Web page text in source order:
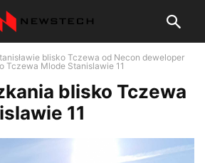
blisko Tczewa od Necon deweloper
Tczewa Mlode Stanislawie 11
blisko Tczewa
11